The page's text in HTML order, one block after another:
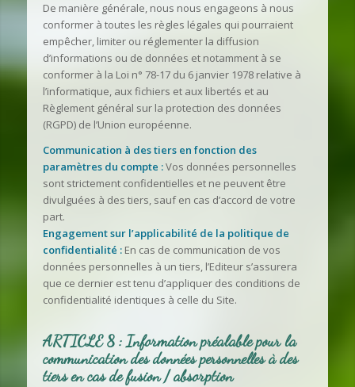
De manière générale, nous nous engageons à nous
conformer à toutes les règles légales qui pourraient
empêcher, limiter ou réglementer la diffusion
d’informations ou de données et notamment à se
conformer à la Loi n° 78-17 du 6 janvier 1978 relative à
l’informatique, aux fichiers et aux libertés et au
Règlement général sur la protection des données
(RGPD) de l’Union européenne.
Communication à des tiers en fonction des
paramètres du compte :Vos données personnelles
sont strictement confidentielles et ne peuvent être
divulguées à des tiers, sauf en cas d’accord de votre
part.
Engagement sur l’applicabilité de la politique de
confidentialité : En cas de communication de vos
données personnelles à un tiers, l’Editeur s’assurera
que ce dernier est tenu d’appliquer des conditions de
confidentialité identiques à celle du Site.
ARTICLE 8 : Information préalable pour la
communication des données personnelles à des
tiers en cas de fusion / absorption